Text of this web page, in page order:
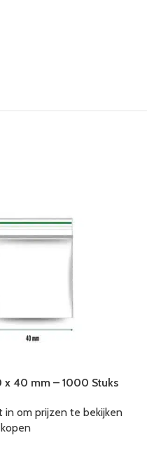
x 40 mm – 1000 Stuks
in om prijzen te bekijken